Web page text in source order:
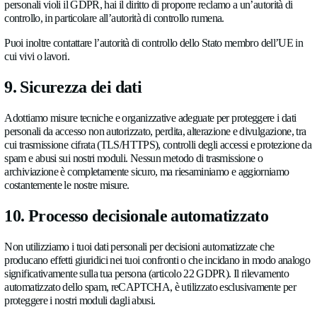
Alcuni dei nostri fornitori di servizi hanno sede in Paesi al di
in particolare gli Stati Uniti e il Regno Unito.
Regno Unito
si applica una decisione di
Commissione europea.
Per gli
Stati Uniti
ci basiamo sul Quadro UE–USA per
dei dati quando il fornitore interessato è certificato e, in
sulle Clausole contrattuali standard della Commissione
(articolo 46, paragrafo 2, lettera c) GDPR), integrate
garanzie aggiuntive.
Quando i nostri fornitori di servizi si avvalgono di sub-
Paesi terzi, tali trasferimenti sono protetti mediante Clausole
standard incorporate negli accordi sul trattamento dei dati dei
Puoi richiedere una copia delle garanzie pertinenti
info@allengra.eu.